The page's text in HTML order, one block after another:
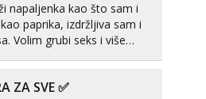
min
napaljenka kao što sam i
paprika, izdržljiva sam i
Volim grubi seks i više
ZA SVE ✅